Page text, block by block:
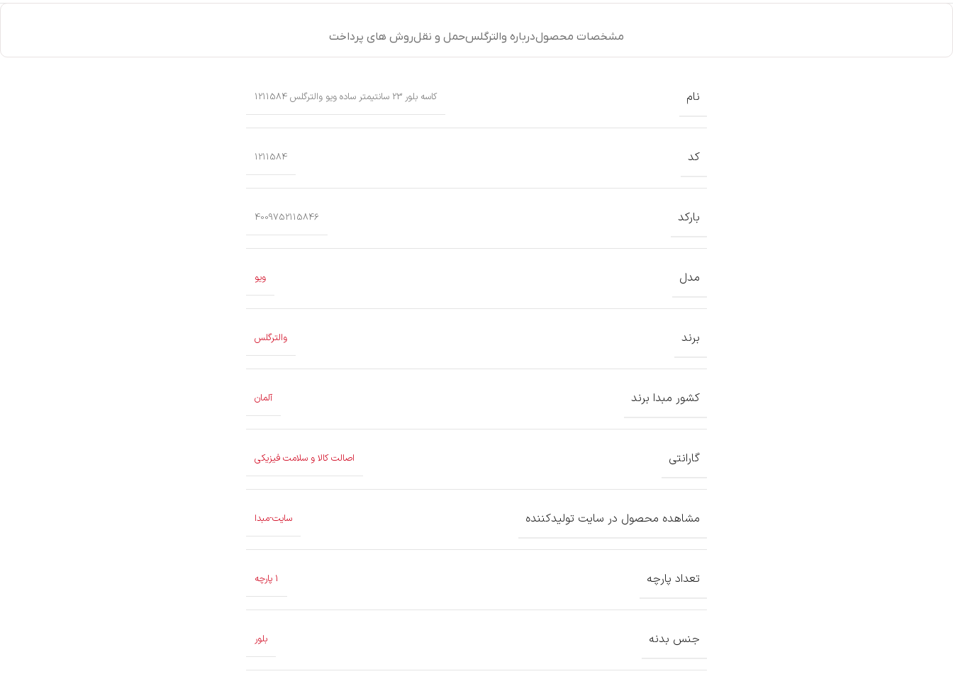
مشخصات محصولدرباره والترگلسحمل و نقلروش های پرداخت
نام کاسه بلور 23 سانتیمتر ساده ویو والترگلس 1211584
کد 1211584
بارکد 4009752115846
مدل ویو
برند والترگلس
کشور مبدا برند آلمان
گارانتی اصالت کالا و سلامت فیزیکی
مشاهده محصول در سایت تولیدکننده سایت-مبدا
تعداد پارچه 1 پارچه
جنس بدنه بلور